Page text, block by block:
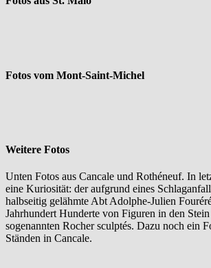
Fotos vom Mont-Saint-Michel
Weitere Fotos
Unten Fotos aus Cancale und Rothéneuf. In
eine Kuriosität: der aufgrund eines
halbseitig gelähmte Abt Adolphe-Julien
Jahrhundert Hunderte von Figuren in den
sogenannten Rocher sculptés. Dazu noch ein
Ständen in Cancale.